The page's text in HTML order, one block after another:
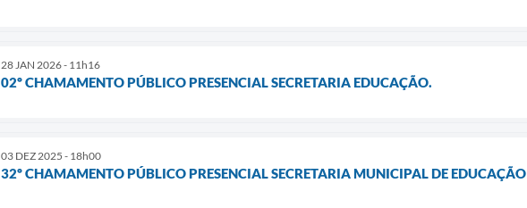
28 JAN 2026 - 11h16
02º CHAMAMENTO PÚBLICO PRESENCIAL SECRETARIA EDUCAÇÃO.
03 DEZ 2025 - 18h00
32º CHAMAMENTO PÚBLICO PRESENCIAL SECRETARIA MUNICIPAL DE EDUCAÇÃO